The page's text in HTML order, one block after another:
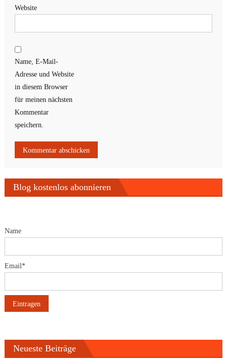
Website
Name, E-Mail-
Adresse und Website
in diesem Browser
für meinen nächsten
Kommentar
speichern.
Blog kostenlos abonnieren
Name
Email*
Neueste Beiträge